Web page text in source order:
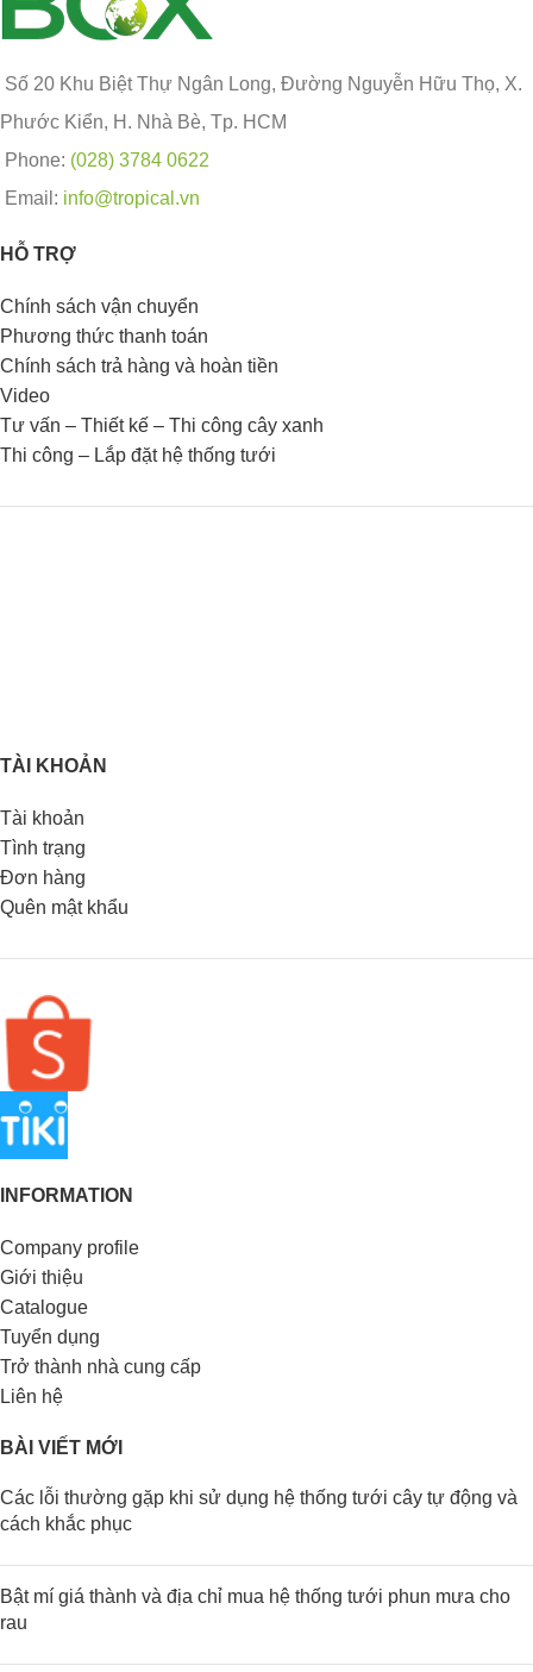
Số 20 Khu Biệt Thự Ngân Long, Đường Nguyễn Hữu Thọ, X.
Phước Kiển, H. Nhà Bè, Tp. HCM
Phone: (028) 3784 0622
Email: info@tropical.vn
HỖ TRỢ
Chính sách vận chuyển
Phương thức thanh toán
Chính sách trả hàng và hoàn tiền
Video
Tư vấn – Thiết kế – Thi công cây xanh
Thi công – Lắp đặt hệ thống tưới
TÀI KHOẢN
Tài khoản
Tình trạng
Đơn hàng
Quên mật khẩu
INFORMATION
Company profile
Giới thiệu
Catalogue
Tuyển dụng
Trở thành nhà cung cấp
Liên hệ
BÀI VIẾT MỚI
Các lỗi thường gặp khi sử dụng hệ thống tưới cây tự động và
cách khắc phục
Bật mí giá thành và địa chỉ mua hệ thống tưới phun mưa cho
rau